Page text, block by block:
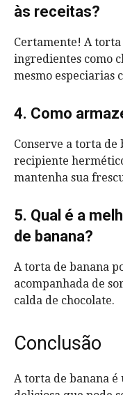
às receitas?
Certamente! A
ingredientes como
mesmo especiarias
4. Como
Conserve a torta de
recipiente
mantenha sua
5. Qual é a
de banana?
A torta de banana
acompanhada de
calda de chocolate.
Conclusão
A torta de banana é